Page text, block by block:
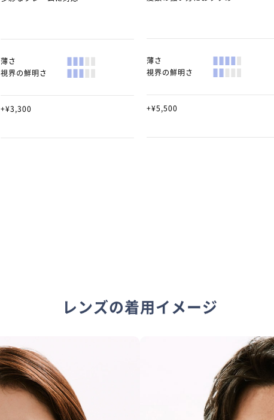
薄さ
視界の鮮明さ
+¥3,300
薄さ
視界の鮮明さ
+¥5,500
レンズの着用イメージ